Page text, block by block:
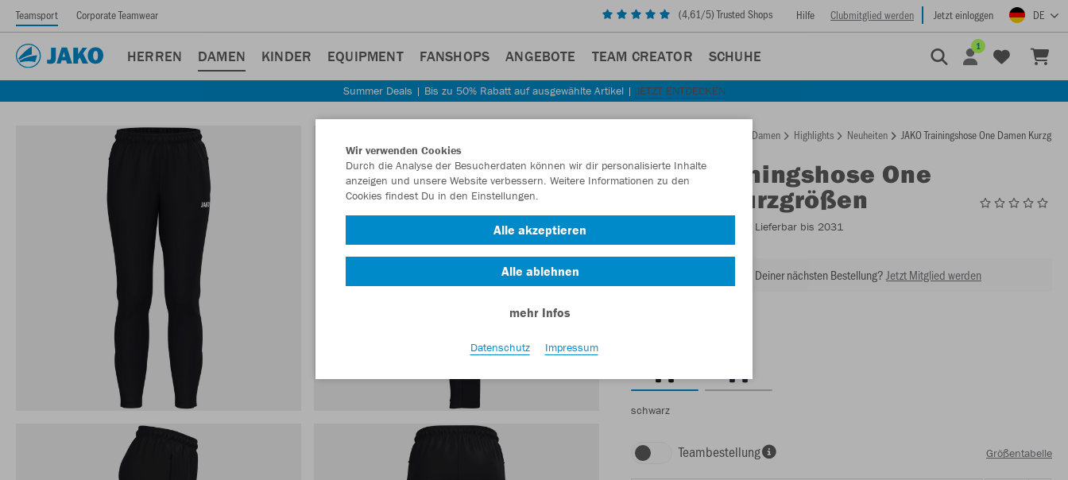
Teamsport Corporate Teamwear (4,61/5) Trusted Shops Hilfe Clubmitglied werden Jetzt einloggen DE
HERREN DAMEN KINDER EQUIPMENT FANSHOPS ANGEBOTE TEAM CREATOR SCHUHE
1
Summer Deals | Bis zu 50% Rabatt auf ausgewählte Artikel | JETZT ENTDECKEN
Damen Highlights Neuheiten JAKO Trainingshose One Damen
JAKOTrainingshose One
Damen Kurzgrößen
- Lieferbar bis 2031
Lust auf 30% Rabatt bei Deiner nächsten Bestellung? Jetzt Mitglied werden
schwarz
Teambestellung Größentabelle
Wir verwenden Cookies
Durch die Analyse der Besucherdaten können wir dir personalisierte Inhalte
anzeigen und unsere Website verbessern. Weitere Informationen zu den
Cookies findest Du in den Einstellungen.
Alle akzeptieren
Alle ablehnen
mehr Infos
Datenschutz Impressum